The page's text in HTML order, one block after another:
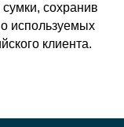
сохранив
используемых
клиента.